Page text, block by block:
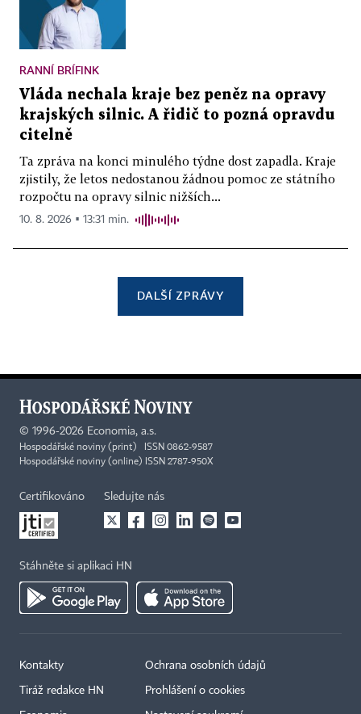
RANNÍ BRÍFINK
Vláda nechala kraje bez peněz na opravy
krajských silnic. A řidič to pozná opravdu
citelně
Ta zpráva na konci minulého týdne dost zapadla. Kraje
zjistily, že letos nedostanou žádnou pomoc ze státního
rozpočtu na opravy silnic nižších...
10. 8. 2026 ▪ 13:31 min.
DALŠÍ ZPRÁVY
© 1996-2026 Economia, a.s.
Hospodářské noviny (print) ISSN 0862-9587
Hospodářské noviny (online) ISSN 2787-950X
Certifikováno Sledujte nás
Stáhněte si aplikaci HN
Kontakty
Tiráž redakce HN
Ochrana osobních údajů
Prohlášení o cookies